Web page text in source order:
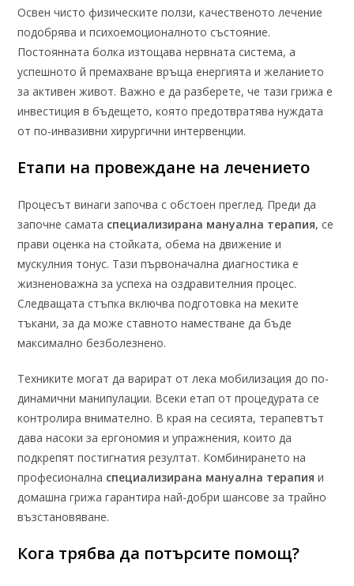
Освен чисто физическите ползи, качественото лечение
подобрява и психоемоционалното състояние.
Постоянната болка изтощава нервната система, а
успешното й премахване връща енергията и желанието
за активен живот. Важно е да разберете, че тази грижа е
инвестиция в бъдещето, която предотвратява нуждата
от по-инвазивни хирургични интервенции.
Етапи на провеждане на лечението
Процесът винаги започва с обстоен преглед. Преди да
започне самата специализирана мануална терапия, се
прави оценка на стойката, обема на движение и
мускулния тонус. Тази първоначална диагностика е
жизненоважна за успеха на оздравителния процес.
Следващата стъпка включва подготовка на меките
тъкани, за да може ставното наместване да бъде
максимално безболезнено.
Техниките могат да варират от лека мобилизация до по-
динамични манипулации. Всеки етап от процедурата се
контролира внимателно. В края на сесията, терапевтът
дава насоки за ергономия и упражнения, които да
подкрепят постигнатия резултат. Комбинирането на
професионална специализирана мануална терапия и
домашна грижа гарантира най-добри шансове за трайно
възстановяване.
Кога трябва да потърсите помощ?